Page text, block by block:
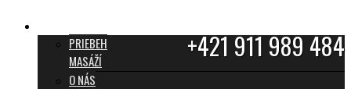
+421 911 989 484
PRIEBEH
MASÁŽÍ
O NÁS